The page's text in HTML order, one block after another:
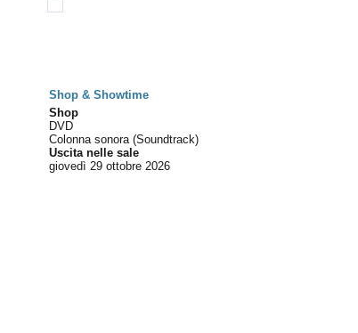
Shop & Showtime
Shop
DVD
Colonna sonora (Soundtrack)
Uscita nelle sale
giovedì 29 ottobre 2026